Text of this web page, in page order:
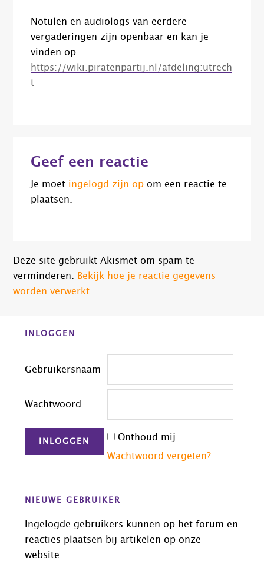
Notulen en audiologs van eerdere
vergaderingen zijn openbaar en kan je
vinden op
https://wiki.piratenpartij.nl/afdeling:utrech
t
Interacties
Geef een reactie
Je moet ingelogd zijn op om een reactie te
plaatsen.
Deze site gebruikt Akismet om spam te
verminderen. Bekijk hoe je reactie gegevens
worden verwerkt.
Before
INLOGGEN
Gebruikersnaam
Wachtwoord
Onthoud mij
Wachtwoord vergeten?
NIEUWE GEBRUIKER
Ingelogde gebruikers kunnen op het forum en
reacties plaatsen bij artikelen op onze
website.